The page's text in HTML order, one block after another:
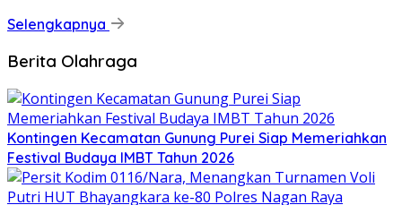
Selengkapnya
Berita Olahraga
Kontingen Kecamatan Gunung Purei Siap Memeriahkan
Festival Budaya IMBT Tahun 2026